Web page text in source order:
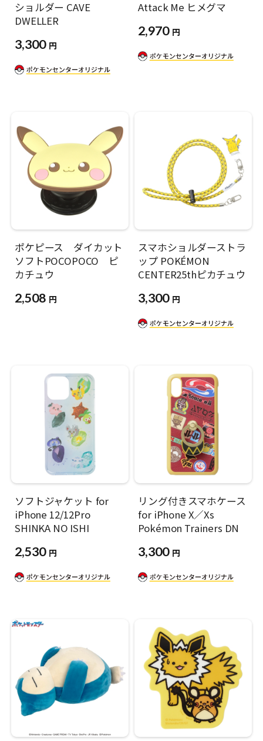
ショルダー CAVE
DWELLER
3,300 円
Attack Me ヒメグマ
2,970 円
ポケピース ダイカット
ソフトPOCOPOCO ピ
カチュウ
2,508 円
スマホショルダーストラ
ップ POKÉMON
CENTER25thピカチュウ
3,300 円
ソフトジャケット for
iPhone 12/12Pro
SHINKA NO ISHI
2,530 円
リング付きスマホケース
for iPhone X／Xs
Pokémon Trainers DN
3,300 円